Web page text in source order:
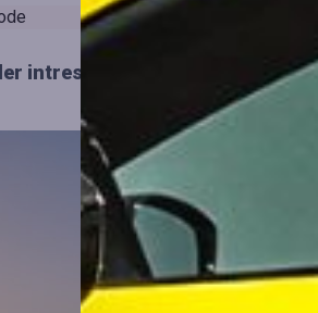
intressanta artiklar